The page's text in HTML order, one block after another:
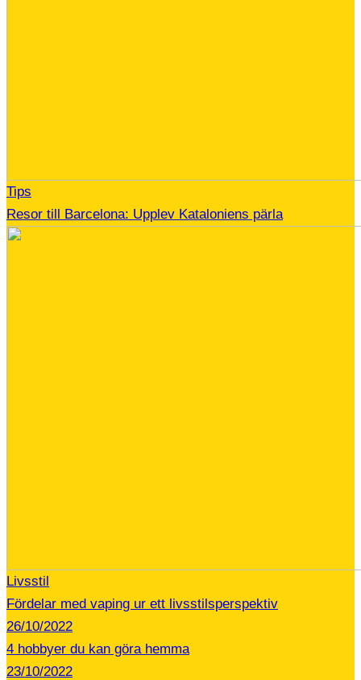
Tips
Resor till Barcelona: Upplev Kataloniens pärla
Livsstil
Fördelar med vaping ur ett livsstilsperspektiv
26/10/2022
4 hobbyer du kan göra hemma
23/10/2022